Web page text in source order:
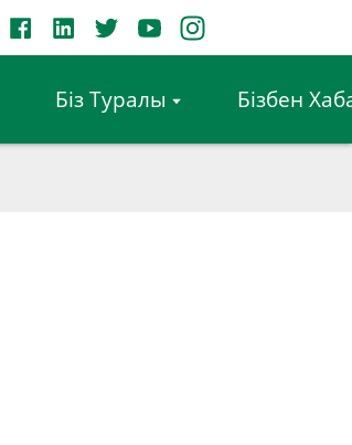
Біз Туралы Бізбен